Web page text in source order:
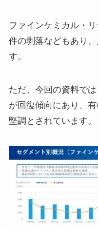
ファインケミカル・
件の剥落などもあり
す。
ただ、今回の資料で
が回復傾向にあり、
堅調とされています。